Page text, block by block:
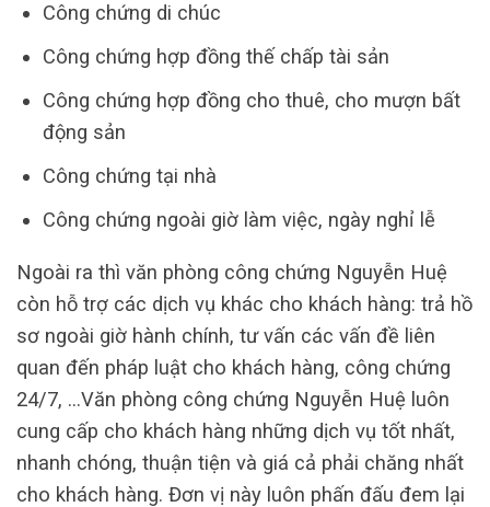
Công chứng di chúc
Công chứng hợp đồng thế chấp tài sản
Công chứng hợp đồng cho thuê, cho mượn bất
động sản
Công chứng tại nhà
Công chứng ngoài giờ làm việc, ngày nghỉ lễ
Ngoài ra thì văn phòng công chứng Nguyễn Huệ
còn hỗ trợ các dịch vụ khác cho khách hàng: trả hồ
sơ ngoài giờ hành chính, tư vấn các vấn đề liên
quan đến pháp luật cho khách hàng, công chứng
24/7, …Văn phòng công chứng Nguyễn Huệ luôn
cung cấp cho khách hàng những dịch vụ tốt nhất,
nhanh chóng, thuận tiện và giá cả phải chăng nhất
cho khách hàng. Đơn vị này luôn phấn đấu đem lại